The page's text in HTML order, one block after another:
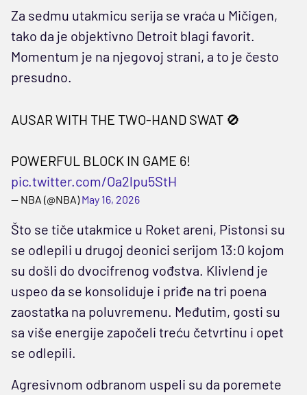
Za sedmu utakmicu serija se vraća u Mičigen,
tako da je objektivno Detroit blagi favorit.
Momentum je na njegovoj strani, a to je često
presudno.
AUSAR WITH THE TWO-HAND SWAT 🚫
POWERFUL BLOCK IN GAME 6!
pic.twitter.com/Oa2lpu5StH
— NBA (@NBA)May 16, 2026
Što se tiče utakmice u Roket areni, Pistonsi su
se odlepili u drugoj deonici serijom 13:0 kojom
su došli do dvocifrenog vođstva. Klivlend je
uspeo da se konsoliduje i priđe na tri poena
zaostatka na poluvremenu. Međutim, gosti su
sa više energije započeli treću četvrtinu i opet
se odlepili.
Agresivnom odbranom uspeli su da poremete